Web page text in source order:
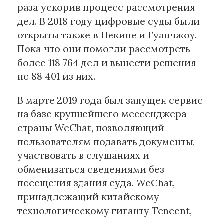
раза ускорив процесс рассмотрения
дел. В 2018 году цифровые суды были
открыты также в Пекине и Гуанчжоу.
Пока что они помогли рассмотреть
более 118 764 дел и вынести решения
по 88 401 из них.
В марте 2019 года был запущен сервис
на базе крупнейшего мессенджера
страны WeChat, позволяющий
пользователям подавать документы,
участвовать в слушаниях и
обмениваться сведениями без
посещения здания суда. WeChat,
принадлежащий китайскому
технологическому гиганту Tencent,